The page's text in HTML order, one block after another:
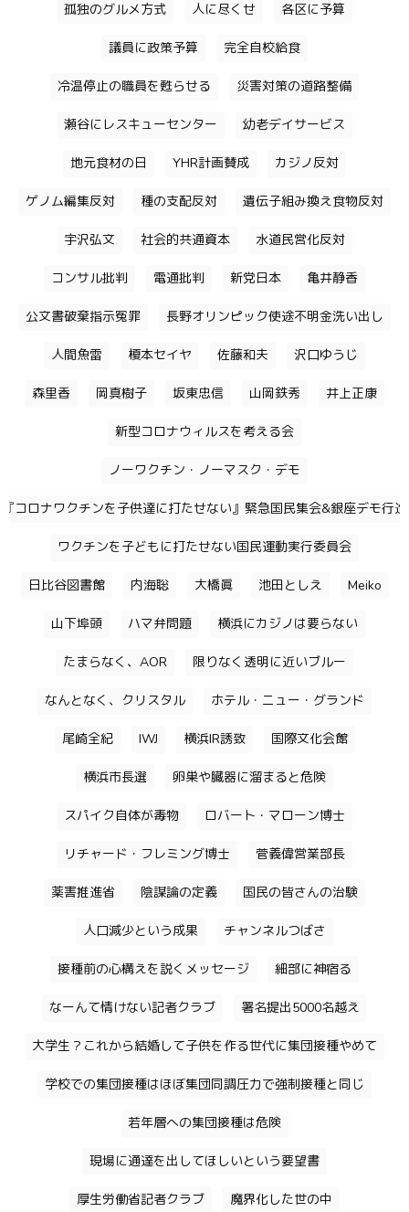
孤独のグルメ方式 人に尽くせ 各区に予算
議員に政策予算 完全自校給食
冷温停止の職員を甦らせる 災害対策の道路整備
瀬谷にレスキューセンター 幼老デイサービス
地元食材の日 YHR計画賛成 カジノ反対
ゲノム編集反対 種の支配反対 遺伝子組み換え食物反対
宇沢弘文 社会的共通資本 水道民営化反対
コンサル批判 電通批判 新党日本 亀井静香
公文書破棄指示冤罪 長野オリンピック使途不明金洗い出し
人間魚雷 榎本セイヤ 佐藤和夫 沢口ゆうじ
森里香 岡真樹子 坂東忠信 山岡鉄秀 井上正康
新型コロナウィルスを考える会
ノーワクチン・ノーマスク・デモ
『コロナワクチンを子供達に打たせない』緊急国民集会&銀座デモ行進
ワクチンを子どもに打たせない国民運動実行委員会
日比谷図書館 内海聡 大橋眞 池田としえ Meiko
山下埠頭 ハマ弁問題 横浜にカジノは要らない
たまらなく、AOR 限りなく透明に近いブルー
なんとなく、クリスタル ホテル・ニュー・グランド
尾崎全紀 IWJ 横浜IR誘致 国際文化会館
横浜市長選 卵巣や臓器に溜まると危険
スパイク自体が毒物 ロバート・マローン博士
リチャード・フレミング博士 菅義偉営業部長
薬害推進省 陰謀論の定義 国民の皆さんの治験
人口減少という成果 チャンネルつばさ
接種前の心構えを説くメッセージ 細部に神宿る
なーんて情けない記者クラブ 署名提出5000名越え
大学生？これから結婚して子供を作る世代に集団接種やめて
学校での集団接種はほぼ集団同調圧力で強制接種と同じ
若年層への集団接種は危険
現場に通達を出してほしいという要望書
厚生労働省記者クラブ 魔界化した世の中